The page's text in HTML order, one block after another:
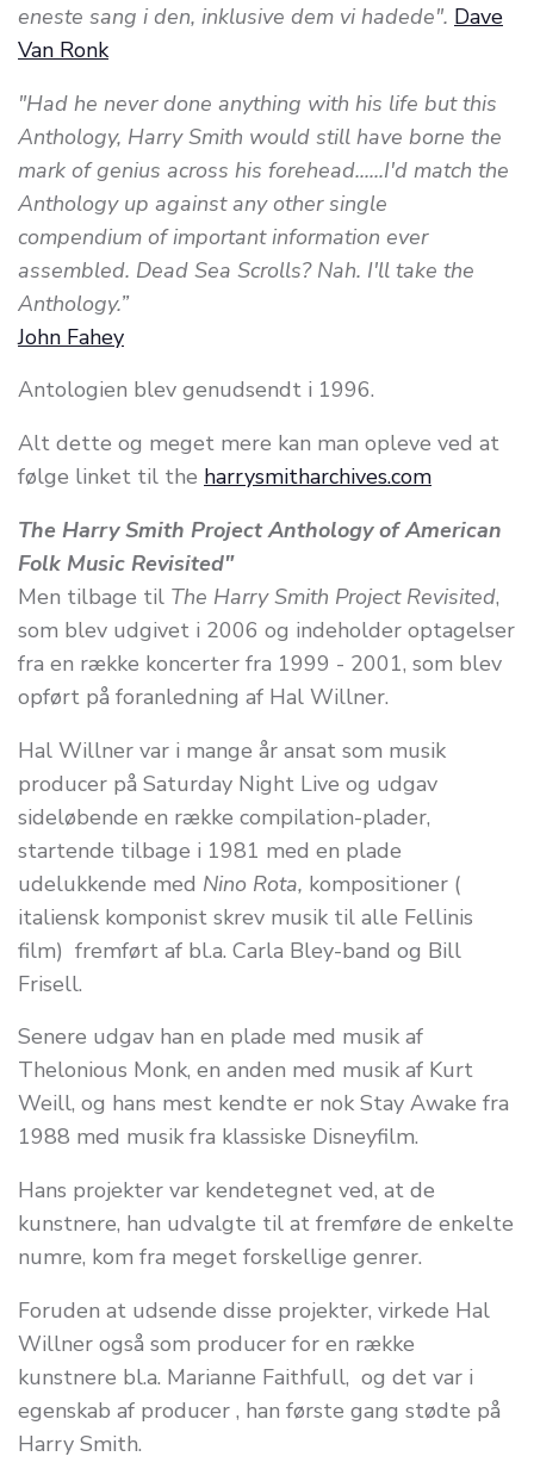
eneste sang i den, inklusive dem vi hadede". Dave
Van Ronk
"Had he never done anything with his life but this
Anthology, Harry Smith would still have borne the
mark of genius across his forehead......I'd match the
Anthology up against any other single
compendium of important information ever
assembled. Dead Sea Scrolls? Nah. I'll take the
Anthology.”
John Fahey
Antologien blev genudsendt i 1996.
Alt dette og meget mere kan man opleve ved at
følge linket til the harrysmitharchives.com
The Harry Smith Project Anthology of American
Folk Music Revisited"
Men tilbage til The Harry Smith Project Revisited,
som blev udgivet i 2006 og indeholder optagelser
fra en række koncerter fra 1999 - 2001, som blev
opført på foranledning af Hal Willner.
Hal Willner var i mange år ansat som musik
producer på Saturday Night Live og udgav
sideløbende en række compilation-plader,
startende tilbage i 1981 med en plade
udelukkende med Nino Rota, kompositioner (
italiensk komponist skrev musik til alle Fellinis
film) fremført af bl.a. Carla Bley-band og Bill
Frisell.
Senere udgav han en plade med musik af
Thelonious Monk, en anden med musik af Kurt
Weill, og hans mest kendte er nok Stay Awake fra
1988 med musik fra klassiske Disneyfilm.
Hans projekter var kendetegnet ved, at de
kunstnere, han udvalgte til at fremføre de enkelte
numre, kom fra meget forskellige genrer.
Foruden at udsende disse projekter, virkede Hal
Willner også som producer for en række
kunstnere bl.a. Marianne Faithfull, og det var i
egenskab af producer , han første gang stødte på
Harry Smith.